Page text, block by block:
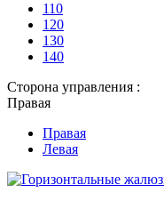
110
120
130
140
Сторона управления :
Правая
Правая
Левая